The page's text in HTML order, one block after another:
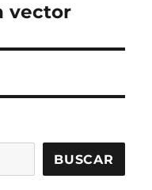
vector
BUSCAR